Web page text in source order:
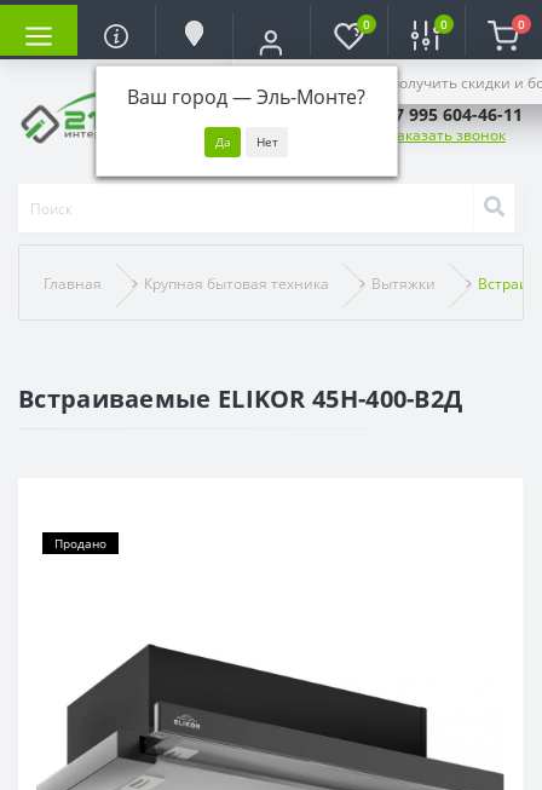
Ваш город —Эль-Монте?
Войдите, чтобы получить скидки и
0 0 0
+7 995 604-46-11
Заказать звонок
Главная Крупная бытовая техника Вытяжки
Встраиваемые ELIKOR 45Н-400-В2Д
Продано